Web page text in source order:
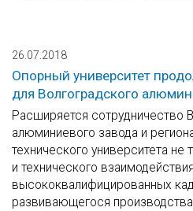
26.07.2018
Опорный университет
для Волгоградского
Расширяется сотрудничество
алюминиевого завода и
технического университета не
и технического
высококвалифицированных
развивающегося